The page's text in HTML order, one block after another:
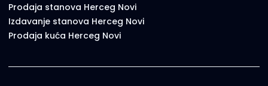
Prodaja stanova Herceg Novi
Izdavanje stanova Herceg Novi
Prodaja kuća Herceg Novi